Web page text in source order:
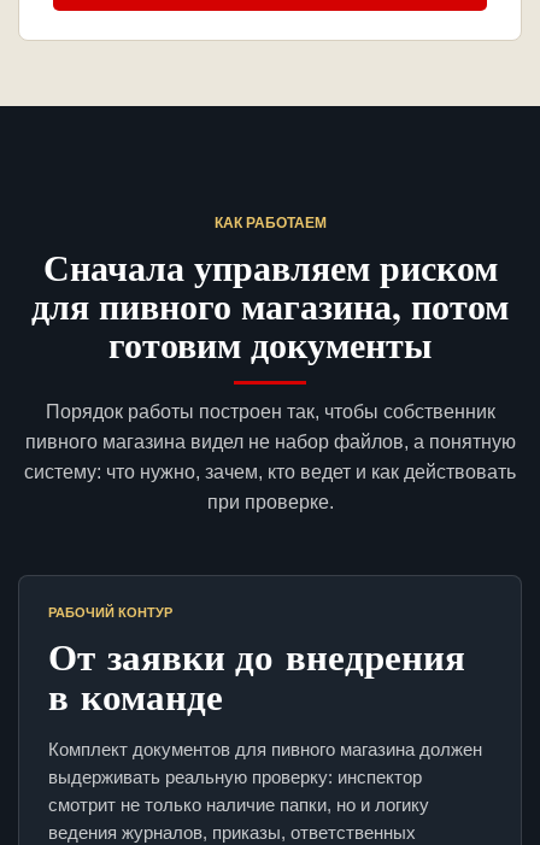
КАК РАБОТАЕМ
Сначала управляем риском
для пивного магазина, потом
готовим документы
Порядок работы построен так, чтобы собственник
пивного магазина видел не набор файлов, а понятную
систему: что нужно, зачем, кто ведет и как действовать
при проверке.
РАБОЧИЙ КОНТУР
От заявки до внедрения
в команде
Комплект документов для пивного магазина должен
выдерживать реальную проверку: инспектор
смотрит не только наличие папки, но и логику
ведения журналов, приказы, ответственных